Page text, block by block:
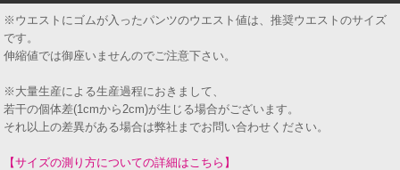
※ウエストにゴムが入ったパンツのウエスト値は、推奨ウエストのサイズ
です。
伸縮値では御座いませんのでご注意下さい。
※大量生産による生産過程におきまして、
若干の個体差(1cmから2cm)が生じる場合がございます。
それ以上の差異がある場合は弊社までお問い合わせください。
【サイズの測り方についての詳細はこちら】